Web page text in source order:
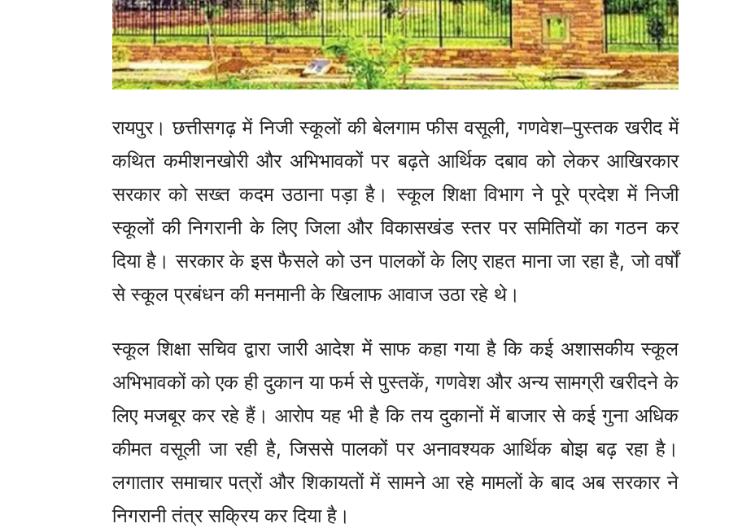
रायपुर। छत्तीसगढ़ में निजी स्कूलों की बेलगाम फीस वसूली, गणवेश–पुस्तक खरीद में
कथित कमीशनखोरी और अभिभावकों पर बढ़ते आर्थिक दबाव को लेकर आखिरकार
सरकार को सख्त कदम उठाना पड़ा है। स्कूल शिक्षा विभाग ने पूरे प्रदेश में निजी
स्कूलों की निगरानी के लिए जिला और विकासखंड स्तर पर समितियों का गठन कर
दिया है। सरकार के इस फैसले को उन पालकों के लिए राहत माना जा रहा है, जो वर्षों
से स्कूल प्रबंधन की मनमानी के खिलाफ आवाज उठा रहे थे।
स्कूल शिक्षा सचिव द्वारा जारी आदेश में साफ कहा गया है कि कई अशासकीय स्कूल
अभिभावकों को एक ही दुकान या फर्म से पुस्तकें, गणवेश और अन्य सामग्री खरीदने के
लिए मजबूर कर रहे हैं। आरोप यह भी है कि तय दुकानों में बाजार से कई गुना अधिक
कीमत वसूली जा रही है, जिससे पालकों पर अनावश्यक आर्थिक बोझ बढ़ रहा है।
लगातार समाचार पत्रों और शिकायतों में सामने आ रहे मामलों के बाद अब सरकार ने
निगरानी तंत्र सक्रिय कर दिया है।